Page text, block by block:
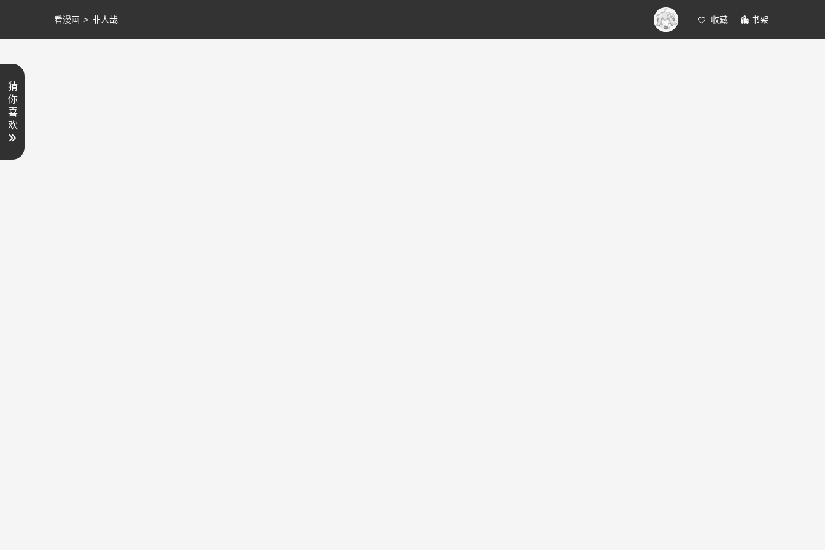
收藏 书架
看漫画 > 非人哉
猜
你
喜
欢